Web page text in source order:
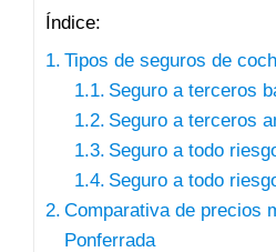
Índice:
Tipos de seguros de
Seguro a terceros
Seguro a terceros
Seguro a todo
Seguro a todo
Comparativa de precios
Ponferrada